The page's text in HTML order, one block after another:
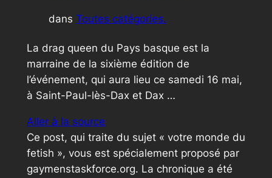
dans Toutes catégories.
La drag queen du Pays basque est la
marraine de la sixième édition de
l’événement, qui aura lieu ce samedi 16 mai,
à Saint-Paul-lès-Dax et Dax …
Aller à la source
Ce post, qui traite du sujet « votre monde du
fetish », vous est spécialement proposé par
gaymenstaskforce.org. La chronique a été